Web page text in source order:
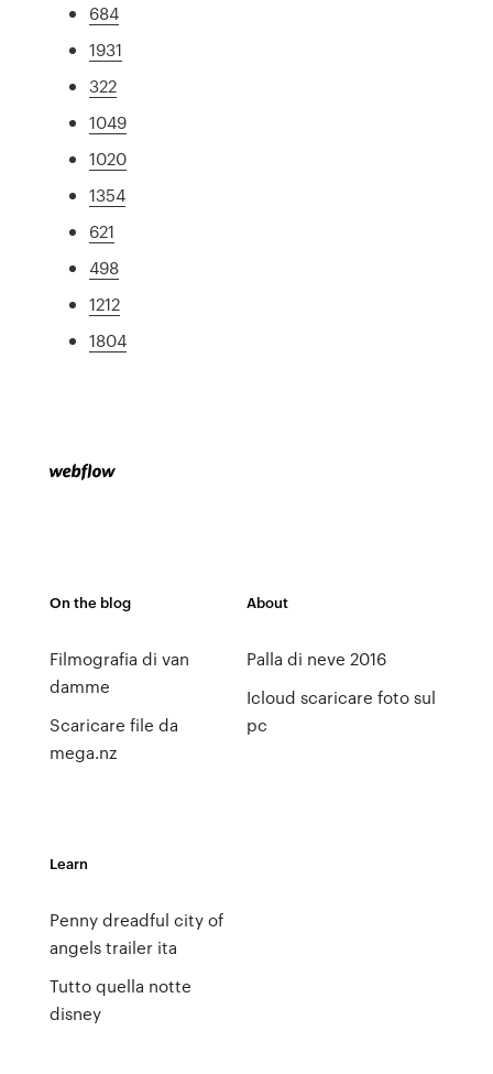
684
1931
322
1049
1020
1354
621
498
1212
1804
On the blog
Filmografia di van
damme
Scaricare file da
mega.nz
About
Palla di neve 2016
Icloud scaricare foto sul
pc
Learn
Penny dreadful city of
angels trailer ita
Tutto quella notte
disney